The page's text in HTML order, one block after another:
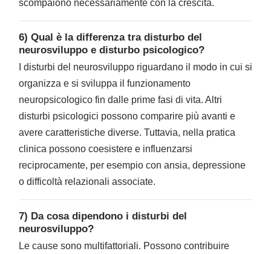
scompaiono necessariamente con la crescita.
6) Qual è la differenza tra disturbo del
neurosviluppo e disturbo psicologico?
I disturbi del neurosviluppo riguardano il modo in cui si
organizza e si sviluppa il funzionamento
neuropsicologico fin dalle prime fasi di vita. Altri
disturbi psicologici possono comparire più avanti e
avere caratteristiche diverse. Tuttavia, nella pratica
clinica possono coesistere e influenzarsi
reciprocamente, per esempio con ansia, depressione
o difficoltà relazionali associate.
7) Da cosa dipendono i disturbi del
neurosviluppo?
Le cause sono multifattoriali. Possono contribuire